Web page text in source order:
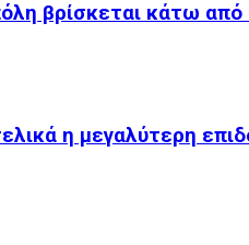
βρίσκεται κάτω από
η μεγαλύτερη